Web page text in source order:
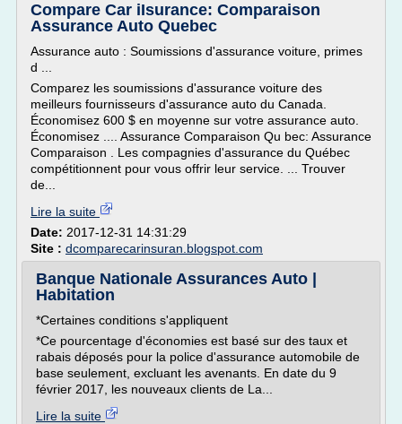
Compare Car iIsurance: Comparaison
Assurance Auto Quebec
Assurance auto : Soumissions d'assurance voiture, primes
d ...
Comparez les soumissions d'assurance voiture des
meilleurs fournisseurs d'assurance auto du Canada.
Économisez 600 $ en moyenne sur votre assurance auto.
Économisez .... Assurance Comparaison Qu bec: Assurance
Comparaison . Les compagnies d'assurance du Québec
compétitionnent pour vous offrir leur service. ... Trouver
de...
Lire la suite
Date: 2017-12-31 14:31:29
Site : dcomparecarinsuran.blogspot.com
Banque Nationale Assurances Auto |
Habitation
*Certaines conditions s'appliquent
*Ce pourcentage d'économies est basé sur des taux et
rabais déposés pour la police d'assurance automobile de
base seulement, excluant les avenants. En date du 9
février 2017, les nouveaux clients de La...
Lire la suite